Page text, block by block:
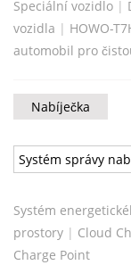
Speciální vozidlo |
vozidla | HOWO-
automobil pro
Nabíječka
Systém správy
Systém
prostory | Cloud
Charge Point